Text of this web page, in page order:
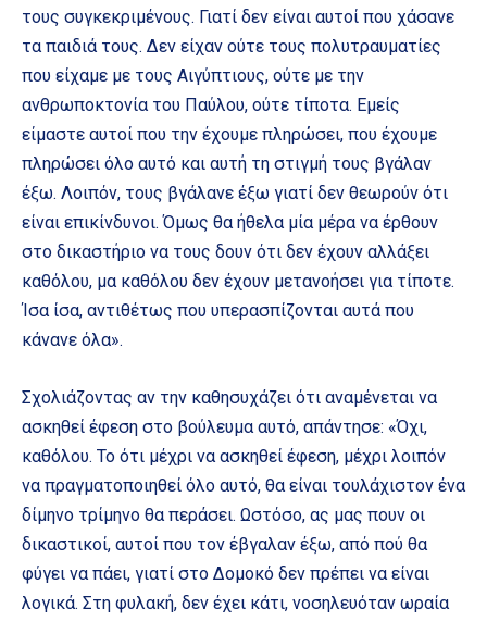
τους συγκεκριμένους. Γιατί δεν είναι αυτοί που χάσανε
τα παιδιά τους. Δεν είχαν ούτε τους πολυτραυματίες
που είχαμε με τους Αιγύπτιους, ούτε με την
ανθρωποκτονία του Παύλου, ούτε τίποτα. Εμείς
είμαστε αυτοί που την έχουμε πληρώσει, που έχουμε
πληρώσει όλο αυτό και αυτή τη στιγμή τους βγάλαν
έξω. Λοιπόν, τους βγάλανε έξω γιατί δεν θεωρούν ότι
είναι επικίνδυνοι. Όμως θα ήθελα μία μέρα να έρθουν
στο δικαστήριο να τους δουν ότι δεν έχουν αλλάξει
καθόλου, μα καθόλου δεν έχουν μετανοήσει για τίποτε.
Ίσα ίσα, αντιθέτως που υπερασπίζονται αυτά που
κάνανε όλα».
Σχολιάζοντας αν την καθησυχάζει ότι αναμένεται να
ασκηθεί έφεση στο βούλευμα αυτό, απάντησε: «Όχι,
καθόλου. Το ότι μέχρι να ασκηθεί έφεση, μέχρι λοιπόν
να πραγματοποιηθεί όλο αυτό, θα είναι τουλάχιστον ένα
δίμηνο τρίμηνο θα περάσει. Ωστόσο, ας μας πουν οι
δικαστικοί, αυτοί που τον έβγαλαν έξω, από πού θα
φύγει να πάει, γιατί στο Δομοκό δεν πρέπει να είναι
λογικά. Στη φυλακή, δεν έχει κάτι, νοσηλευόταν ωραία